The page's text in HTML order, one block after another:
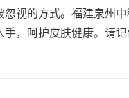
视的方式。福建泉州
，呵护皮肤健康。请